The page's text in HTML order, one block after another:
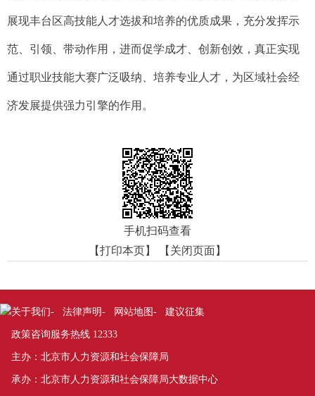
展现丰台区高技能人才选拔和培养的优质成果，充分发挥示
范、引领、带动作用，进而促学成才、创新创效，真正实现
通过职业技能大赛广泛吸纳、培养专业人才，为区域社会经
济发展提供强力引擎的作用。
手机扫码查看
【打印本页】
【关闭页面】
关于我们- 法律声明- 网站地图- 建议征集
政策咨询服务热线 12333
主办：北京市人力资源和社会保障局
承办：北京市人力资源和社会保障局大数据中心